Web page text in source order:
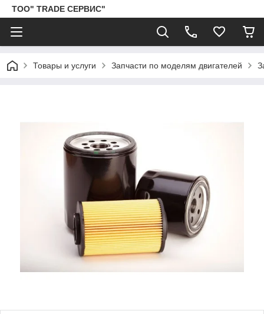
ТОО" TRADE СЕРВИС"
Товары и услуги Запчасти по моделям двигателей